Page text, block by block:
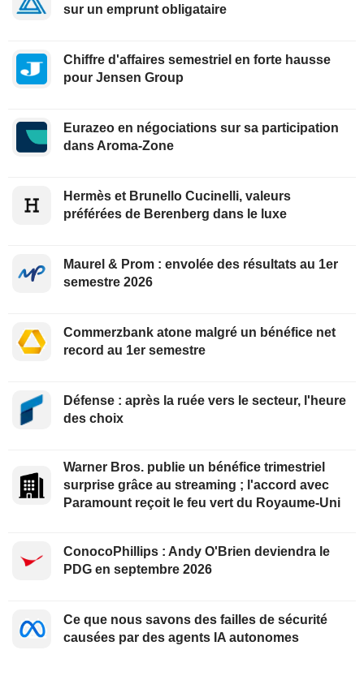
sur un emprunt obligataire
Chiffre d'affaires semestriel en forte hausse
pour Jensen Group
Eurazeo en négociations sur sa participation
dans Aroma-Zone
Hermès et Brunello Cucinelli, valeurs
préférées de Berenberg dans le luxe
Maurel & Prom : envolée des résultats au 1er
semestre 2026
Commerzbank atone malgré un bénéfice net
record au 1er semestre
Défense : après la ruée vers le secteur, l'heure
des choix
Warner Bros. publie un bénéfice trimestriel
surprise grâce au streaming ; l'accord avec
Paramount reçoit le feu vert du Royaume-Uni
ConocoPhillips : Andy O'Brien deviendra le
PDG en septembre 2026
Ce que nous savons des failles de sécurité
causées par des agents IA autonomes